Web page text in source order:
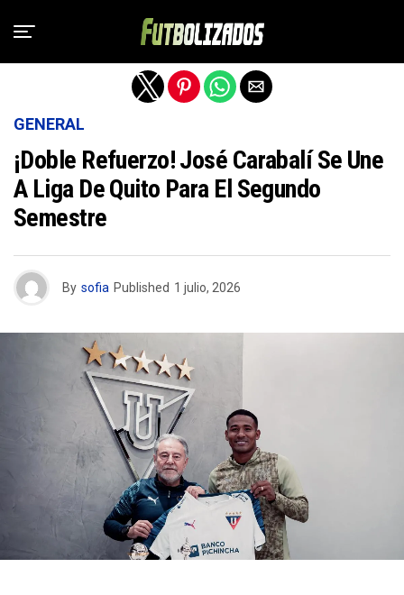
GENERAL
¡Doble Refuerzo! José Carabalí Se Une
A Liga De Quito Para El Segundo
Semestre
By sofia Published 1 julio, 2026
Salir de la versión móvil